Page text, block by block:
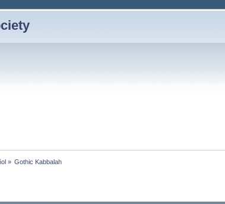
» Gothic Kabbalah